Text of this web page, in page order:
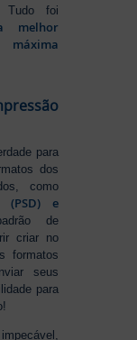
. Tudo foi
melhor
máxima
para
dos
como
(PSD) e
de
criar no
formatos
seus
para